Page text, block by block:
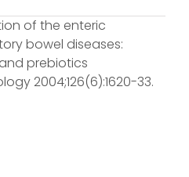
of the enteric
bowel diseases:
prebiotics
2004;126(6):1620-33.